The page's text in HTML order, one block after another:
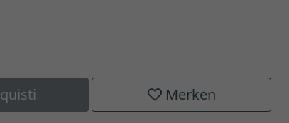
Merken